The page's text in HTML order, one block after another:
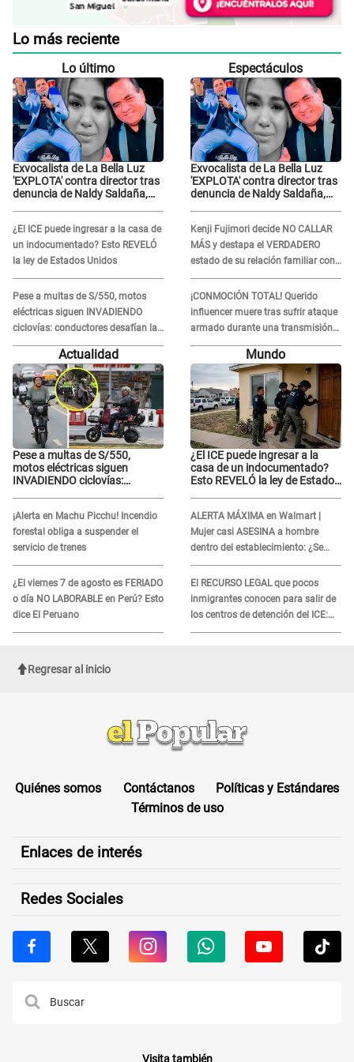
Lo más reciente
Lo último
Exvocalista de La Bella Luz
'EXPLOTA' contra director tras
denuncia de Naldy Saldaña,
dos cabezas más"
¿El ICE puede ingresar a la casa de
un indocumentado? Esto REVELÓ
la ley de Estados Unidos
Pese a multas de S/550, motos
eléctricas siguen INVADIENDO
ciclovías: conductores desafían las
nuevas reglas
Espectáculos
Exvocalista de La Bella Luz
'EXPLOTA' contra director tras
denuncia de Naldy Saldaña,
dos cabezas más"
Kenji Fujimori decide NO CALLAR
MÁS y destapa el VERDADERO
estado de su relación familiar con
Keiko Fujimori: "Mi familia es Érika,
mi suegra..."
¡CONMOCIÓN TOTAL! Querido
influencer muere tras sufrir ataque
armado durante una transmisión
en vivo
Actualidad
Pese a multas de S/550,
motos eléctricas siguen
INVADIENDO ciclovías:
¡Alerta en Machu Picchu! Incendio
forestal obliga a suspender el
servicio de trenes
¿El viernes 7 de agosto es FERIADO
o día NO LABORABLE en Perú? Esto
dice El Peruano
Mundo
¿El ICE puede ingresar a la
casa de un indocumentado?
Esto REVELÓ la ley de Estados
ALERTA MÁXIMA en Walmart |
Mujer casi ASESINA a hombre
dentro del establecimiento: ¿Se
logró atrapar al sospechoso?
El RECURSO LEGAL que pocos
inmigrantes conocen para salir de
los centros de detención del ICE:
Trump quiere ELIMINARLO
Regresar al inicio
Quiénes somos Contáctanos
Políticas y Estándares
Términos de uso
Enlaces de interés
Redes Sociales
Visita también